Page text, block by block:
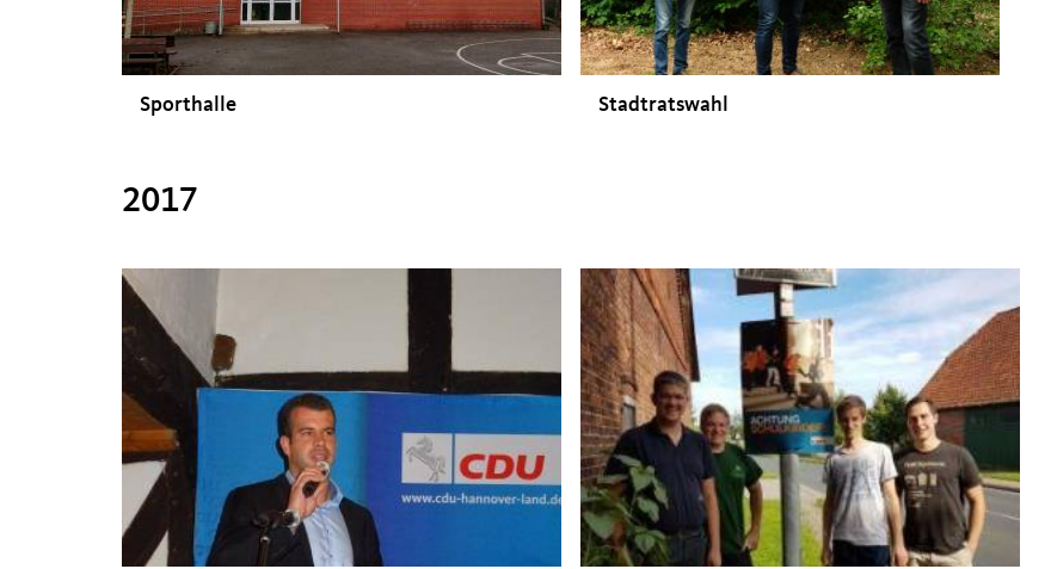
Sporthalle Stadtratswahl
2017